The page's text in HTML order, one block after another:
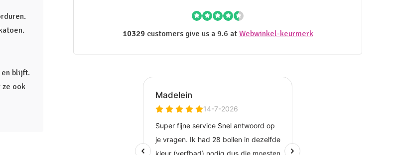
en blijft.
ook
10329customers give us a 9.6 at Webwinkel-keurmerk